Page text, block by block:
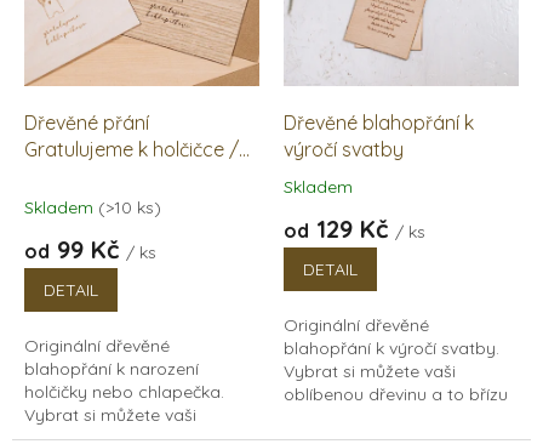
u
Dřevěné přání
Gratulujeme k holčičce /
Skladem (>10 ks)
od 99 Kč / ks
DETAIL
Originální dřevěné
blahopřání k narození
holčičky nebo chlapečka.
Vybrat si můžete vaši
oblíbenou dřevinu a to břízu,
Dřevěné blahopřání k
výročí svatby
Průměrné
produktu
5,0
5
hvězdiček.
Skladem
od 129 Kč / ks
DETAIL
Originální dřevěné
blahopřání k výročí svatby.
Vybrat si můžete vaši
oblíbenou dřevinu a to břízu